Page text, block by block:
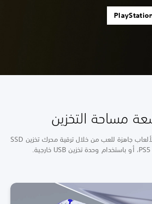
مساحة التخزين
احتفظ بعدد أكبر من الألعاب جاهزة للعب من خلال ترقية محرك تخزين SSD